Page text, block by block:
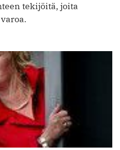
tekijöitä, joita